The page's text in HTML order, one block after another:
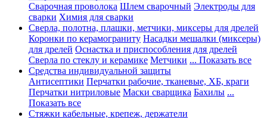
Сварочная проволока Шлем сварочный Электроды для
сварки Химия для сварки
Сверла, полотна, плашки, метчики, миксеры для дрелей
Коронки по керамограниту Насадки мешалки (миксеры)
для дрелей Оснастка и приспособления для дрелей
Сверла по стеклу и керамике Метчики ... Показать все
Средства индивидуальной защиты
Антисептики Перчатки рабочие, тканевые, ХБ, краги
Перчатки нитриловые Маски сварщика Бахилы ...
Показать все
Стяжки кабельные, крепеж, держатели